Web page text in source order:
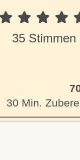
35 Stimmen
30 Min.